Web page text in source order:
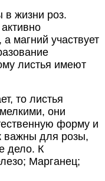
в жизни роз.
магний участвует
листья имеют
то листья
они
форму и
важны для розы,
дело. К
Марганец;